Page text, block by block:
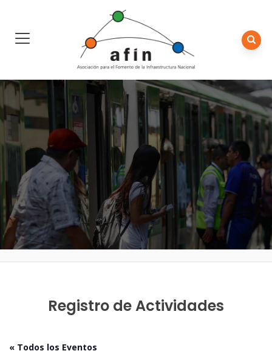
Registro de Actividades
« Todos los Eventos